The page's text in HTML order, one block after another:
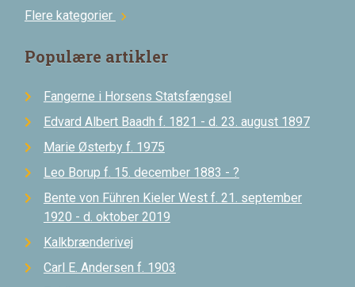
Flere kategorier chevron_right
Populære artikler
Fangerne i Horsens Statsfængsel
Edvard Albert Baadh f. 1821 - d. 23. august 1897
Marie Østerby f. 1975
Leo Borup f. 15. december 1883 - ?
Bente von Führen Kieler West f. 21. september
1920 - d. oktober 2019
Kalkbrænderivej
Carl E. Andersen f. 1903